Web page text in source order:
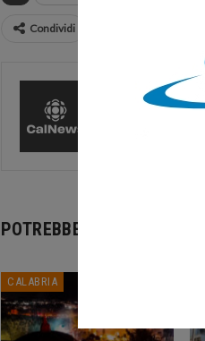
Condividi
CalNews
POTREBBE PIACERTI ANCHE
CALABRIA